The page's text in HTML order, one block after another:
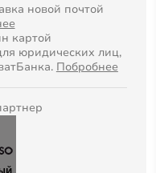
новой почтой
картой
юридических лиц,
Побробнее